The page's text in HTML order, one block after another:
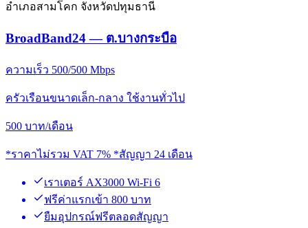
อำเภอสามโคก จังหวัดปทุมธานี
BroadBand24 — ต.บางกระบือ
ความเร็ว 500/500 Mbps
ครัวเรือนขนาดเล็ก-กลาง ใช้งานทั่วไป
500 บาท/เดือน
*ราคาไม่รวม VAT 7% *สัญญา 24 เดือน
เราเตอร์ AX3000 Wi-Fi 6
ฟรีค่าแรกเข้า 800 บาท
ยืมอุปกรณ์ฟรีตลอดสัญญา